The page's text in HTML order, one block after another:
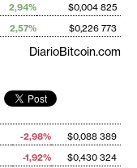
2,94%
$0,004 825
2,57% $0,226 773
DiarioBitcoin.com
-2,98%
$0,088 389
-1,92%
$0,430 324